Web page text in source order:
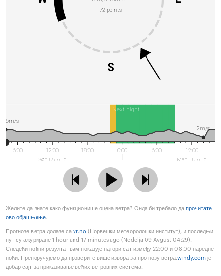
72 points
S
Next night
6:00
12:00
Søn 09 Aug
18:00 0:00 6:00
12:00
Man 10 Aug
6m/s
2m/s
Желите да знате како функционише оцена ветра? Онда би требало да прочитате
ово објашњење.
Прогнозе ветра долазе саyr.no (Норвешки метеоролошки институт), и последњи
пут су ажуриране 1 hour and 17 minutes ago (Nedelja 09 Avgust 04:29).
Следећи ноћни резултат вам показује најгори сат између 22:00 и 08:00 наредне
ноћи. Препоручујемо да проверите више извора за прогнозу ветра.windy.comје
добар сајт за приказивање већих ветровних система.